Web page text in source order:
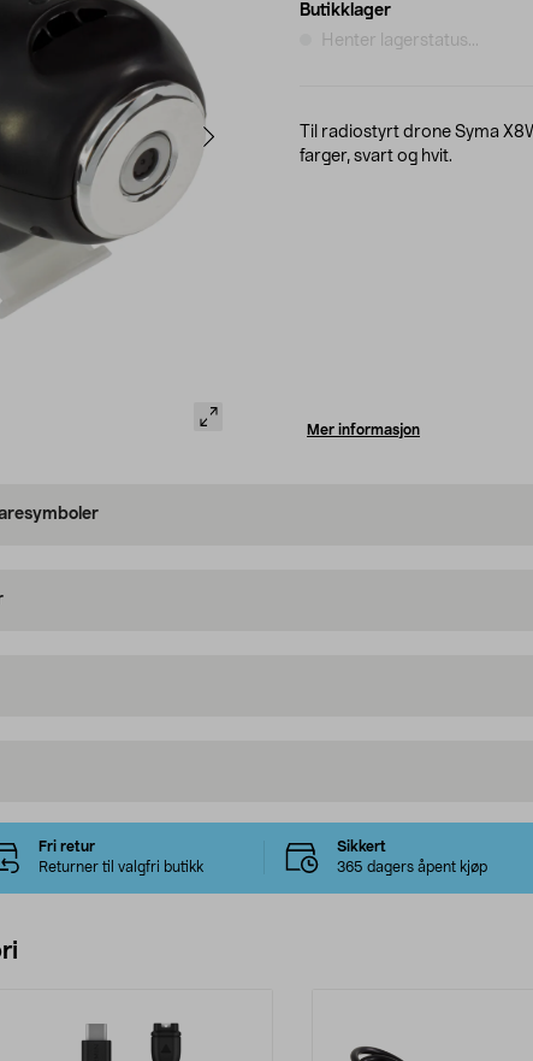
Butikklager
Henter lagerstatus...
Til radiostyrt drone Syma
farger, svart og hvit.
Mer informasjon
Fri retur
Returner til valgfri butikk
Sikkert
365 dagers åpent kjøp